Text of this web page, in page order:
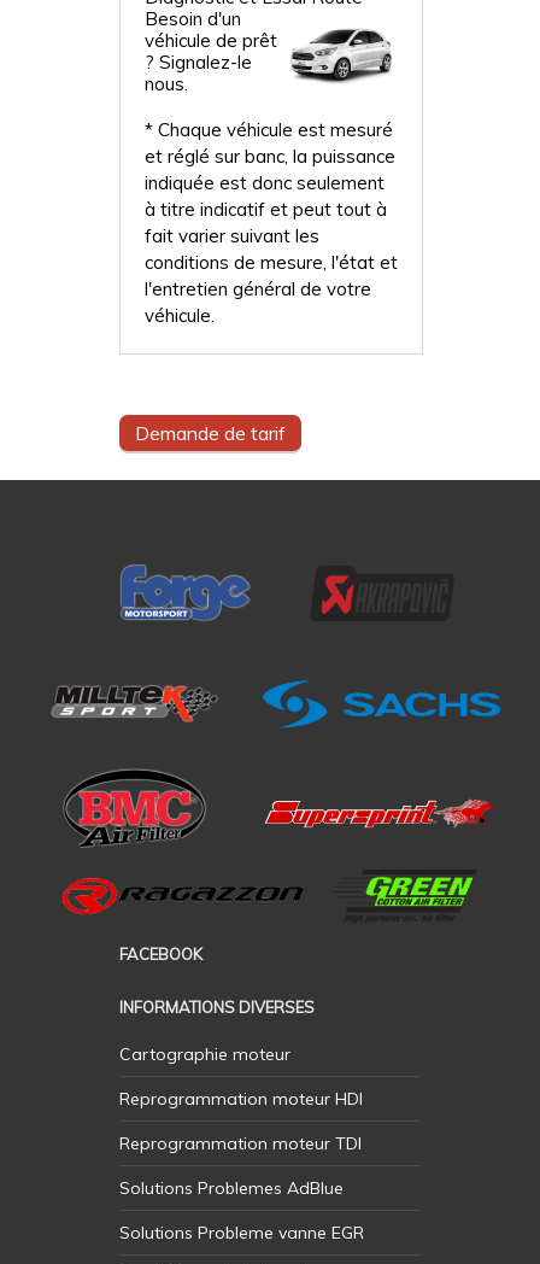
Besoin d'un
véhicule de prêt
? Signalez-le
nous.
* Chaque véhicule est mesuré
et réglé sur banc, la puissance
indiquée est donc seulement
à titre indicatif et peut tout à
fait varier suivant les
conditions de mesure, l'état et
l'entretien général de votre
véhicule.
Demande de tarif
FACEBOOK
INFORMATIONS DIVERSES
Cartographie moteur
Reprogrammation moteur HDI
Reprogrammation moteur TDI
Solutions Problemes AdBlue
Solutions Probleme vanne EGR